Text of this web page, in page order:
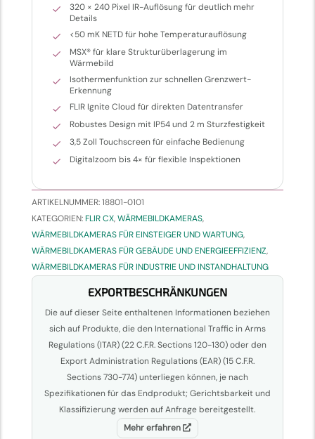
320 × 240 Pixel IR-Auflösung für deutlich mehr
Details
<50 mK NETD für hohe Temperaturauflösung
MSX® für klare Strukturüberlagerung im
Wärmebild
Isothermenfunktion zur schnellen Grenzwert-
Erkennung
FLIR Ignite Cloud für direkten Datentransfer
Robustes Design mit IP54 und 2 m Sturzfestigkeit
3,5 Zoll Touchscreen für einfache Bedienung
Digitalzoom bis 4× für flexible Inspektionen
ARTIKELNUMMER:18801-0101
KATEGORIEN:FLIR CX,WÄRMEBILDKAMERAS,
WÄRMEBILDKAMERAS FÜR EINSTEIGER UND WARTUNG,
WÄRMEBILDKAMERAS FÜR GEBÄUDE UND ENERGIEEFFIZIENZ,
WÄRMEBILDKAMERAS FÜR INDUSTRIE UND INSTANDHALTUNG
EXPORTBESCHRÄNKUNGEN
Die auf dieser Seite enthaltenen Informationen beziehen
sich auf Produkte, die den International Traffic in Arms
Regulations (ITAR) (22 C.F.R. Sections 120-130) oder den
Export Administration Regulations (EAR) (15 C.F.R.
Sections 730-774) unterliegen können, je nach
Spezifikationen für das Endprodukt; Gerichtsbarkeit und
Klassifizierung werden auf Anfrage bereitgestellt.
Mehr erfahren